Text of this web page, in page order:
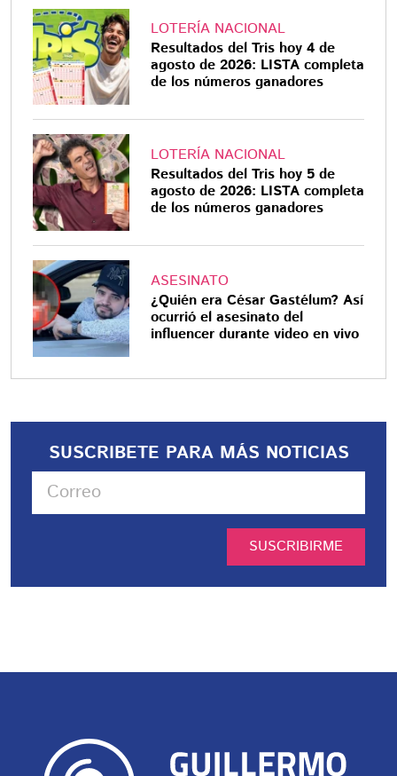
LOTERÍA NACIONAL
Resultados del Tris hoy 4 de
agosto de 2026: LISTA completa
de los números ganadores
LOTERÍA NACIONAL
Resultados del Tris hoy 5 de
agosto de 2026: LISTA completa
de los números ganadores
ASESINATO
¿Quién era César Gastélum? Así
ocurrió el asesinato del
influencer durante video en vivo
SUSCRIBETE PARA MÁS NOTICIAS
SUSCRIBIRME